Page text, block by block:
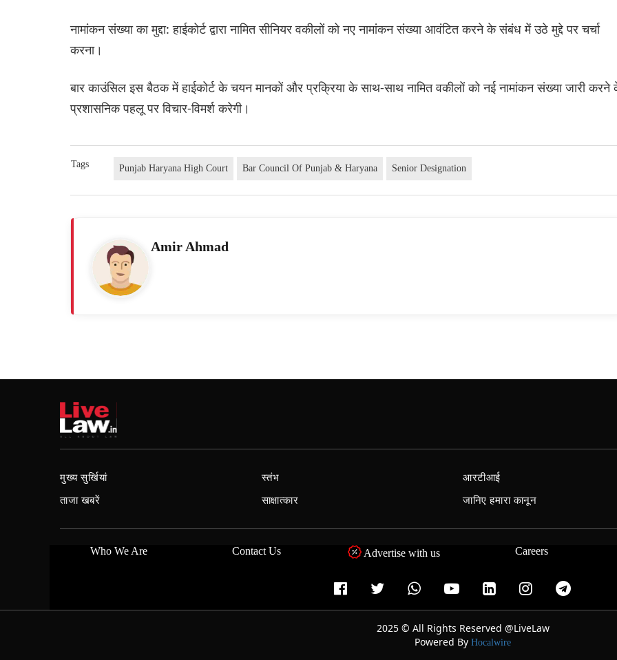
नामांकन संख्या का मुद्दा: हाईकोर्ट द्वारा नामित सीनियर वकीलों को नए नामांकन संख्या आवंटित करने के संबंध में उठे मुद्दे पर चर्चा
करना।
बार काउंसिल इस बैठक में हाईकोर्ट के चयन मानकों और प्रक्रिया के साथ-साथ नामित वकीलों को नई नामांकन संख्या जारी करने
प्रशासनिक पहलू पर विचार-विमर्श करेगी।
Tags Punjab Haryana High Court Bar Council Of Punjab & Haryana Senior Designation
Amir Ahmad
मुख्य सुर्खियां
ताजा खबरें
स्तंभ
साक्षात्कार
आरटीआई
जानिए हमारा कानून
Who We Are Contact Us Advertise with us Careers
2025 © All Rights Reserved @LiveLaw
Powered By Hocalwire